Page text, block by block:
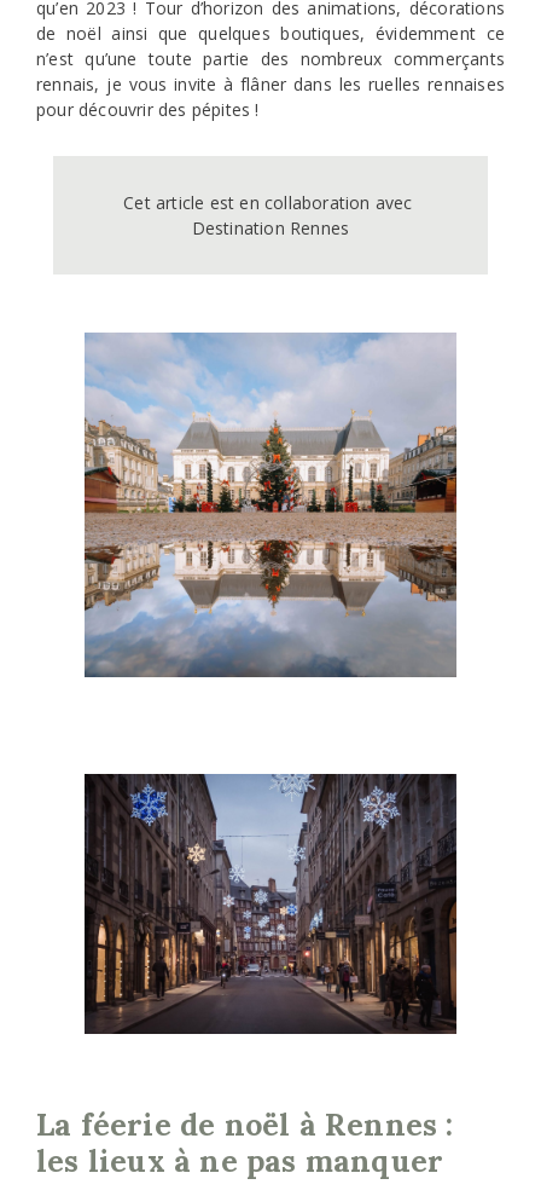
qu’en 2023 ! Tour d’horizon des animations, décorations
de noël ainsi que quelques boutiques, évidemment ce
n’est qu’une toute partie des nombreux commerçants
rennais, je vous invite à flâner dans les ruelles rennaises
pour découvrir des pépites !
Cet article est en collaboration avec
Destination Rennes
La féerie de noël à Rennes :
les lieux à ne pas manquer